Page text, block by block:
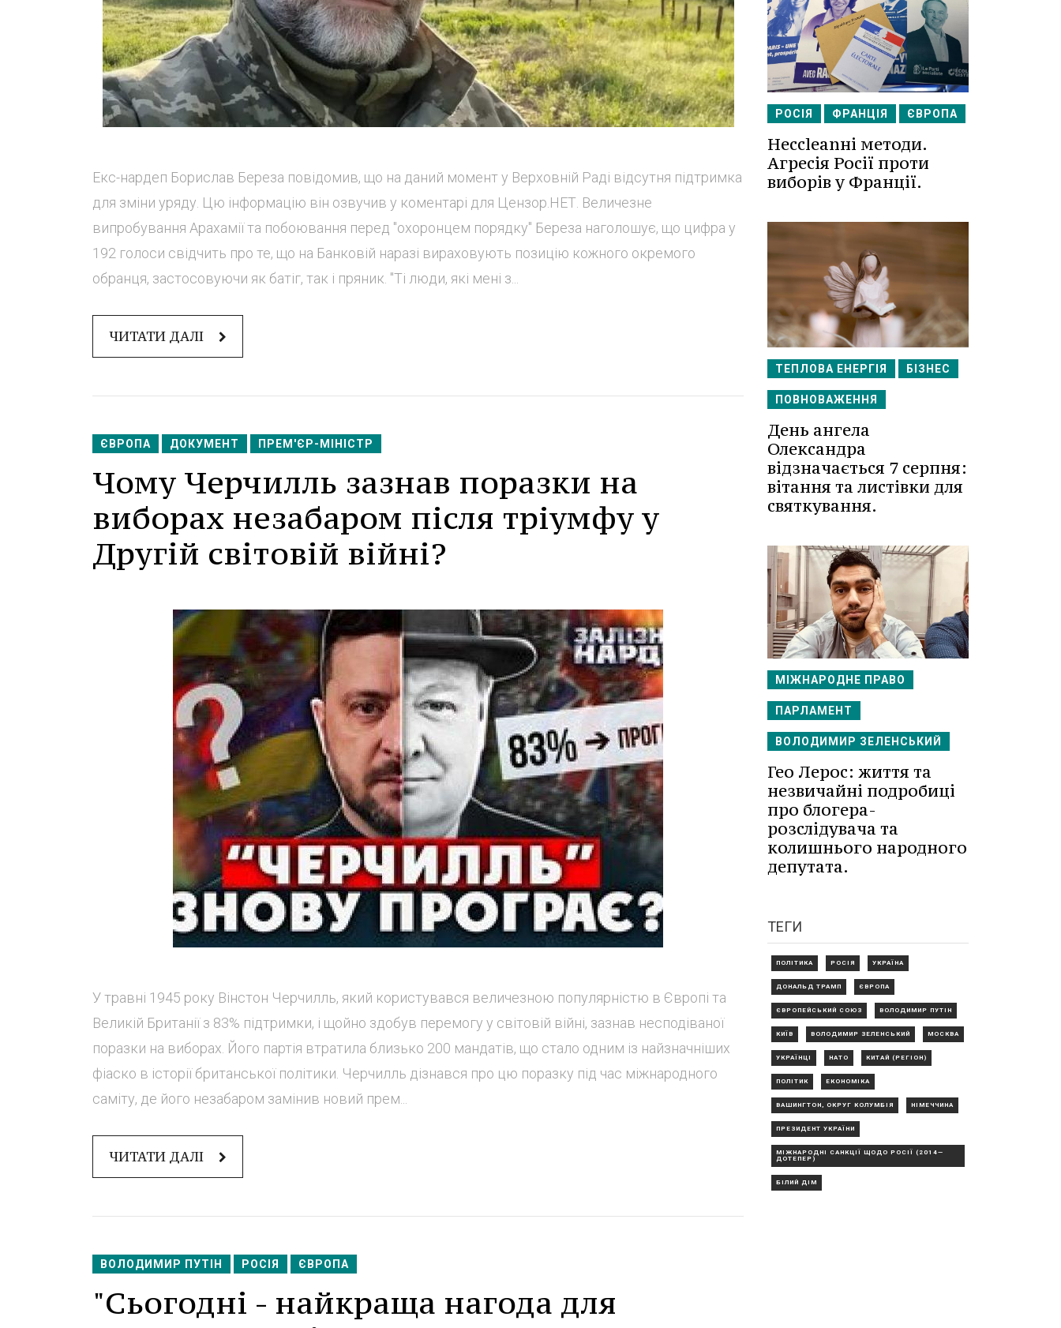
Екс-нардеп Борислав Береза повідомив, що на даний момент у Верховній Раді відсутня підтримка
для зміни уряду. Цю інформацію він озвучив у коментарі для Цензор.НЕТ. Величезне
випробування Арахамії та побоювання перед "охоронцем порядку" Береза наголошує, що цифра у
192 голоси свідчить про те, що на Банковій наразі вираховують позицію кожного окремого
обранця, застосовуючи як батіг, так і пряник. "Ті люди, які мені з...
ЧИТАТИ ДАЛІ
ЄВРОПА ДОКУМЕНТ ПРЕМ'ЄР-МІНІСТР
Чому Черчилль зазнав поразки на
виборах незабаром після тріумфу у
Другій світовій війні?
У травні 1945 року Вінстон Черчилль, який користувався величезною популярністю в Європі та
Великій Британії з 83% підтримки, і щойно здобув перемогу у світовій війні, зазнав несподіваної
поразки на виборах. Його партія втратила близько 200 мандатів, що стало одним із найзначніших
фіаско в історії британської політики. Черчилль дізнався про цю поразку під час міжнародного
саміту, де його незабаром замінив новий прем...
ЧИТАТИ ДАЛІ
ВОЛОДИМИР ПУТІН РОСІЯ ЄВРОПА
"Сьогодні - найкраща нагода для
РОСІЯ ФРАНЦІЯ ЄВРОПА
Несcleanні методи.
Агресія Росії проти
виборів у Франції.
ТЕПЛОВА ЕНЕРГІЯ БІЗНЕС
ПОВНОВАЖЕННЯ
День ангела
Олександра
відзначається 7 серпня:
вітання та листівки для
святкування.
МІЖНАРОДНЕ ПРАВО
ПАРЛАМЕНТ
ВОЛОДИМИР ЗЕЛЕНСЬКИЙ
Гео Лерос: життя та
незвичайні подробиці
про блогера-
розслідувача та
колишнього народного
депутата.
ТЕГИ
ПОЛІТИКА РОСІЯ УКРАЇНА
ДОНАЛЬД ТРАМП ЄВРОПА
ЄВРОПЕЙСЬКИЙ СОЮЗ ВОЛОДИМИР ПУТІН
КИЇВ ВОЛОДИМИР ЗЕЛЕНСЬКИЙ МОСКВА
УКРАЇНЦІ НАТО КИТАЙ (РЕГІОН)
ПОЛІТИК ЕКОНОМІКА
ВАШИНГТОН, ОКРУГ КОЛУМБІЯ НІМЕЧЧИНА
ПРЕЗИДЕНТ УКРАЇНИ
МІЖНАРОДНІ САНКЦІЇ ЩОДО РОСІЇ (2014—
ДОТЕПЕР)
БІЛИЙ ДІМ